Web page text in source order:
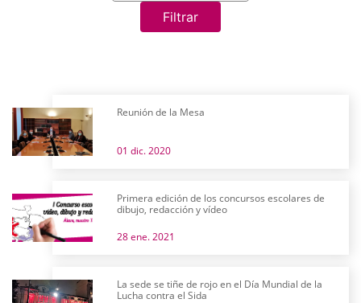
Filtrar
Reunión de la Mesa
01 dic. 2020
Primera edición de los concursos escolares de
dibujo, redacción y vídeo
28 ene. 2021
La sede se tiñe de rojo en el Día Mundial de la
Lucha contra el Sida